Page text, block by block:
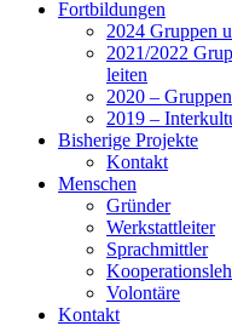
Fortbildungen
2024 Gruppen
2021/2022
leiten
2020 –
2019 –
Bisherige Projekte
Kontakt
Menschen
Gründer
Werkstattleiter
Sprachmittler
Volontäre
Kontakt